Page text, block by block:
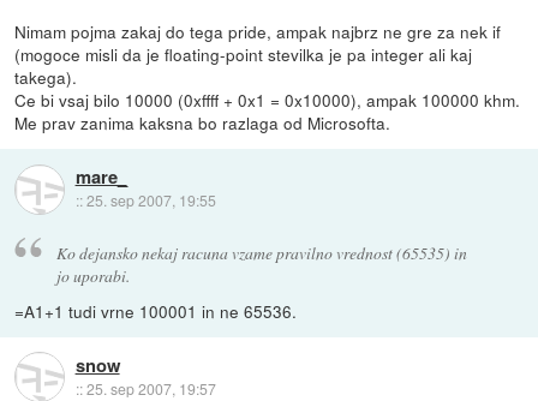
Nimam pojma zakaj do tega pride, ampak najbrz ne gre za nek if
(mogoce misli da je floating-point stevilka je pa integer ali kaj
takega).
Ce bi vsaj bilo 10000 (0xffff + 0x1 = 0x10000), ampak 100000 khm.
Me prav zanima kaksna bo razlaga od Microsofta.
mare_
::25. sep 2007, 19:55
Ko dejansko nekaj racuna vzame pravilno vrednost (65535) in
jo uporabi.
=A1+1 tudi vrne 100001 in ne 65536.
snow
::25. sep 2007, 19:57